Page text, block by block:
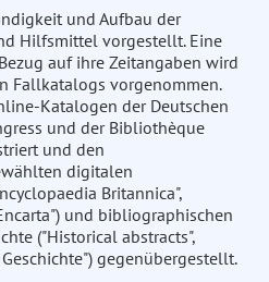
und Aufbau der
Hilfsmittel vorgestellt. Eine
auf ihre Zeitangaben wird
Fallkatalogs vorgenommen.
Katalogen der Deutschen
und der Bibliothèque
und den
digitalen
Britannica",
und bibliographischen
("Historical abstracts",
gegenübergestellt.